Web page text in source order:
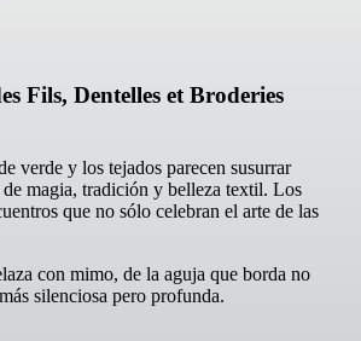
Fils, Dentelles et Broderies
verde y los tejados parecen susurrar
magia, tradición y belleza textil. Los
que no sólo celebran el arte de las
con mimo, de la aguja que borda no
silenciosa pero profunda.